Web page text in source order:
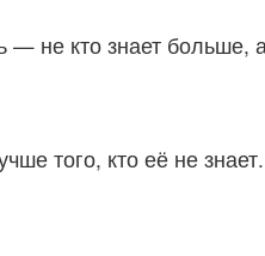
— не кто знает больше,
того, кто её не знает.